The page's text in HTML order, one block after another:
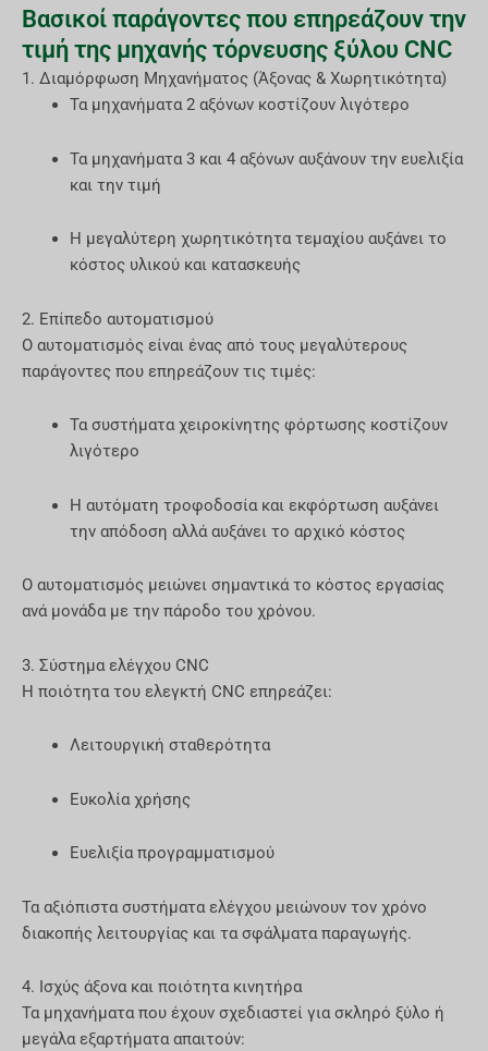
Βασικοί παράγοντες που επηρεάζουν την
τιμή της μηχανής τόρνευσης ξύλου CNC
1. Διαμόρφωση Μηχανήματος (Άξονας & Χωρητικότητα)
Τα μηχανήματα 2 αξόνων κοστίζουν λιγότερο
Τα μηχανήματα 3 και 4 αξόνων αυξάνουν την ευελιξία
και την τιμή
Η μεγαλύτερη χωρητικότητα τεμαχίου αυξάνει το
κόστος υλικού και κατασκευής
2. Επίπεδο αυτοματισμού
Ο αυτοματισμός είναι ένας από τους μεγαλύτερους
παράγοντες που επηρεάζουν τις τιμές:
Τα συστήματα χειροκίνητης φόρτωσης κοστίζουν
λιγότερο
Η αυτόματη τροφοδοσία και εκφόρτωση αυξάνει
την απόδοση αλλά αυξάνει το αρχικό κόστος
Ο αυτοματισμός μειώνει σημαντικά το κόστος εργασίας
ανά μονάδα με την πάροδο του χρόνου.
3. Σύστημα ελέγχου CNC
Η ποιότητα του ελεγκτή CNC επηρεάζει:
Λειτουργική σταθερότητα
Ευκολία χρήσης
Ευελιξία προγραμματισμού
Τα αξιόπιστα συστήματα ελέγχου μειώνουν τον χρόνο
διακοπής λειτουργίας και τα σφάλματα παραγωγής.
4. Ισχύς άξονα και ποιότητα κινητήρα
Τα μηχανήματα που έχουν σχεδιαστεί για σκληρό ξύλο ή
μεγάλα εξαρτήματα απαιτούν: